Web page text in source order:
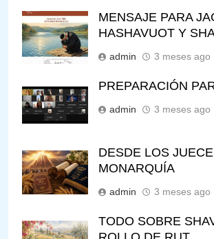
MENSAJE PARA
HASHAVUOT Y
admin 3 meses ago
PREPARACIÓN
admin 3 meses ago
DESDE LOS
MONARQUÍA
admin 3 meses ago
TODO SOBRE